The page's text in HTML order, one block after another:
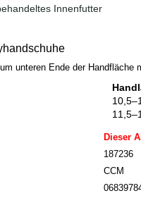
Innenfutter
unteren Ende der Handfläche
Dieser
187236
CCM